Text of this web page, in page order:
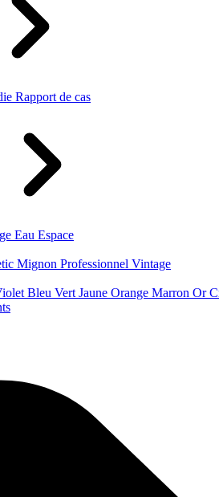
Rapport de cas
Eau Espace
Mignon Professionnel Vintage
Bleu Vert Jaune Orange Marron Or